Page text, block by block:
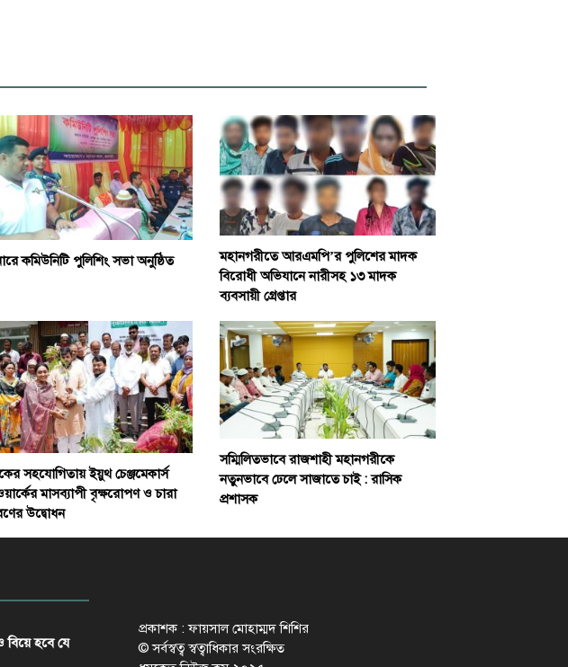
কমিউনিটি পুলিশিং সভা অনুষ্ঠিত
মহানগরীতে আরএমপি’র পুলিশের মাদক
বিরোধী অভিযানে নারীসহ ১৩ মাদক
ব্যবসায়ী গ্রেপ্তার
সহযোগিতায় ইয়ুথ চেঞ্জমেকার্স
মাসব্যাপী বৃক্ষরোপণ ও চারা
উদ্বোধন
সম্মিলিতভাবে রাজশাহী মহানগরীকে
নতুনভাবে ঢেলে সাজাতে চাই : রাসিক
প্রশাসক
বিয়ে হবে যে
প্রকাশক : ফায়সাল মোহাম্মদ শিশির
© সর্বস্বত্ব স্বত্বাধিকার সংরক্ষিত